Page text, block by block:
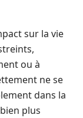
sur la vie
ou à
ne se
dans la
plus